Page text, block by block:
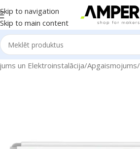
Skip to navigation
Skip to main content
un Elektroinstalācija/Apgaismojums/